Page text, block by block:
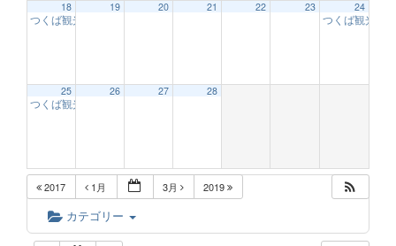
18
つくば観光大使のお出迎え
19 20 21 22 23 24
つくば観光大
25
つくば観光大使のお出迎え
26 27 28
2017 1月 3月 2019
カテゴリー
4:00 AM
6:00 AM